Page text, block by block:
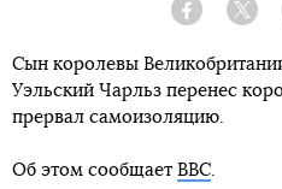
Facebook
Сын королевы
Уэльский Чарльз перенес
прервал самоизоляцию.
Об этом сообщает BBC.